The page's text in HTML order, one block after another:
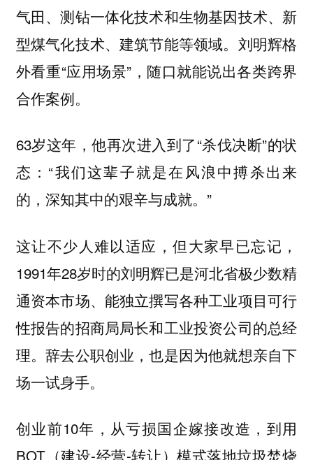
气田、测钻一体化技术和生物基因技术、新
型煤气化技术、建筑节能等领域。刘明辉格
外看重“应用场景”，随口就能说出各类跨界
合作案例。
63岁这年，他再次进入到了“杀伐决断”的状
态：“我们这辈子就是在风浪中搏杀出来
的，深知其中的艰辛与成就。”
这让不少人难以适应，但大家早已忘记，
1991年28岁时的刘明辉已是河北省极少数精
通资本市场、能独立撰写各种工业项目可行
性报告的招商局局长和工业投资公司的总经
理。辞去公职创业，也是因为他就想亲自下
场一试身手。
创业前10年，从亏损国企嫁接改造，到用
BOT（建设-经营-转让）模式落地垃圾焚烧